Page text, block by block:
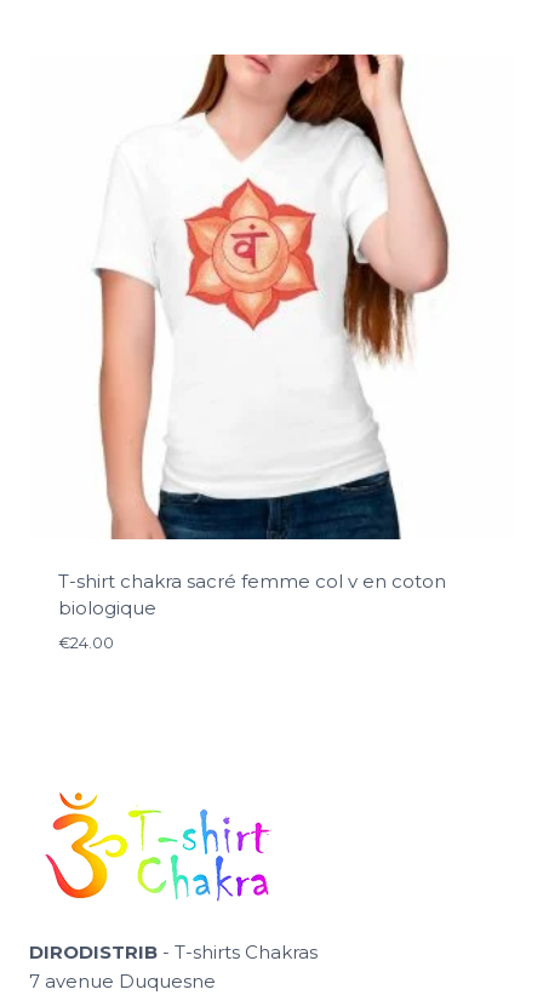
T-shirt chakra sacré femme col v en coton
biologique
€24.00
DIRODISTRIB - T-shirts Chakras
7 avenue Duquesne